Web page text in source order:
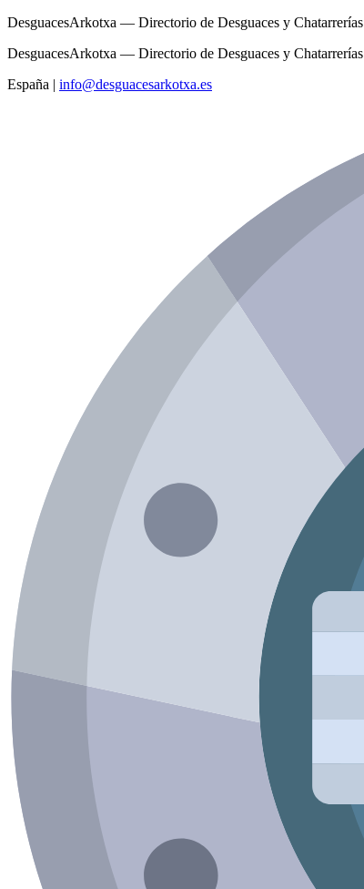
DesguacesArkotxa — Directorio de Desguaces y Chatarrerías
DesguacesArkotxa — Directorio de Desguaces y Chatarrerías
España | info@desguacesarkotxa.es